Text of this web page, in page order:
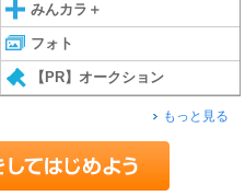
みんカラ＋
フォト
【PR】オークション
もっと見る